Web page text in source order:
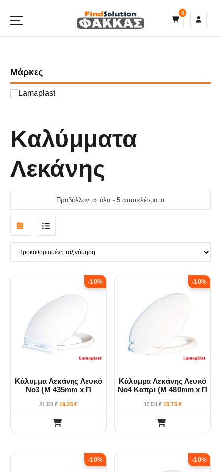
p
0
Μάρκες
Lamaplast
Καλύμματα
Λεκάνης
Προβάλλονται όλα - 5 αποτελέσματα
r
i
i
s
v
-10%
Κάλυμμα Λεκάνης Λευκό
Νο3 (Μ 435mm x Π
21,50€ 19,35 €
-10%
Κάλυμμα Λεκάνης Λευκό
Νο4 Καπρι (Μ 480mm x Π
17,50€ 15,75 €
-10% -10%